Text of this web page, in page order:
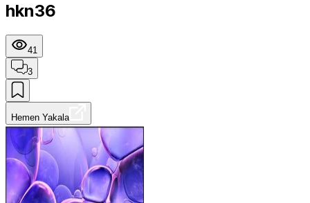
hkn36
41
3
Hemen Yakala